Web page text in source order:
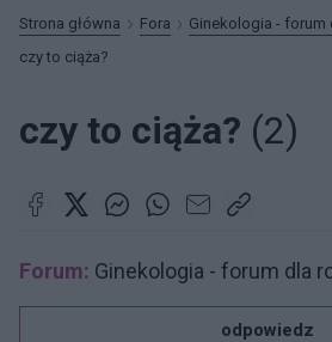
Strona główna Fora
Ginekologia - forum
czy to ciąża?
czy to ciąża? (2)
Forum: Ginekologia - forum dla
odpowiedz